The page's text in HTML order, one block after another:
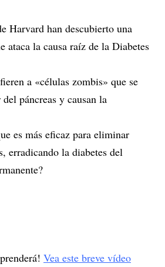
Harvard han descubierto una
ataca la causa raíz de la Diabetes
a «células zombis» que se
páncreas y causan la
es más eficaz para eliminar
erradicando la diabetes del
Vea este breve vídeo